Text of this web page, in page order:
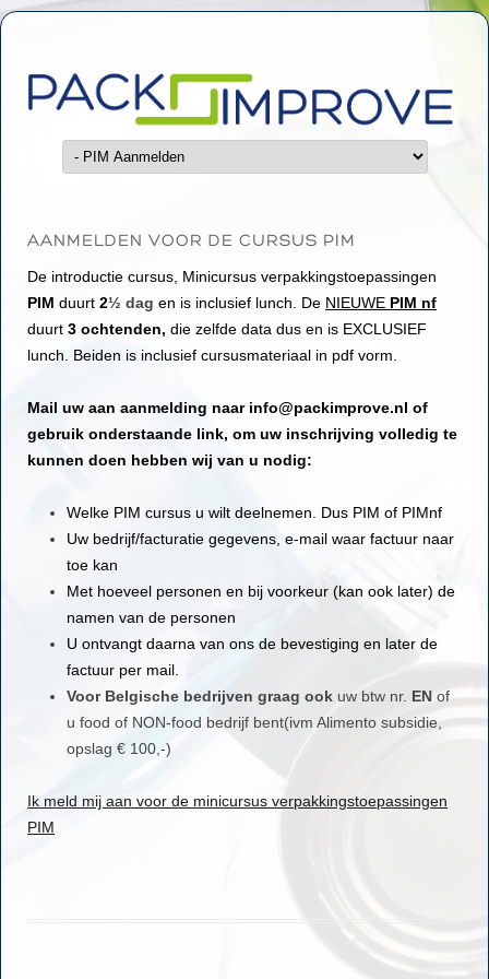
INTERIM Verpakkingsdeskundige /
Verpakkingstechnoloog
AANMELDEN VOOR DE CURSUS PIM
De introductie cursus, Minicursus verpakkingstoepassingen
PIM duurt 2½ dag en is inclusief lunch. De NIEUWE PIM nf
duurt 3 ochtenden, die zelfde data dus en is EXCLUSIEF
lunch. Beiden is inclusief cursusmateriaal in pdf vorm.
Mail uw aan aanmelding naar info@packimprove.nl of
gebruik onderstaande link, om uw inschrijving volledig te
kunnen doen hebben wij van u nodig:
Welke PIM cursus u wilt deelnemen. Dus PIM of PIMnf
Uw bedrijf/facturatie gegevens, e-mail waar factuur naar
toe kan
Met hoeveel personen en bij voorkeur (kan ook later) de
namen van de personen
U ontvangt daarna van ons de bevestiging en later de
factuur per mail.
Voor Belgische bedrijven graag ook uw btw nr. EN of
u food of NON-food bedrijf bent(ivm Alimento subsidie,
opslag € 100,-)
Ik meld mij aan voor de minicursus verpakkingstoepassingen
PIM